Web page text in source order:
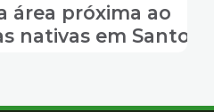
área próxima ao
nativas em Santos